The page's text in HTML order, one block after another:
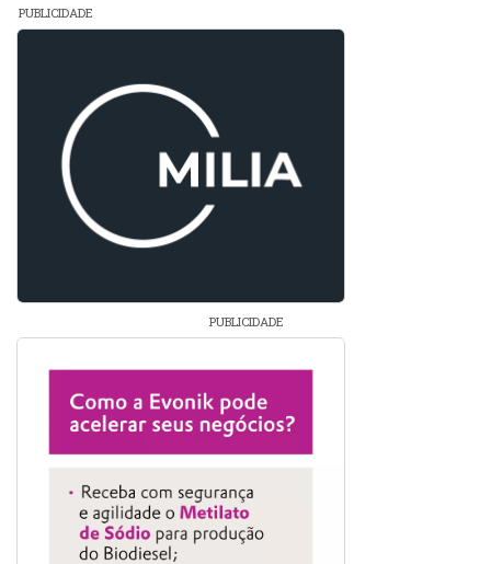
PUBLICIDADE
PUBLICIDADE